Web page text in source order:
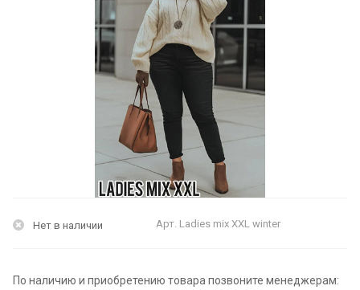
Нет в наличии Арт. Ladies mix XXL winter
По наличию и приобретению товара позвоните менеджерам: